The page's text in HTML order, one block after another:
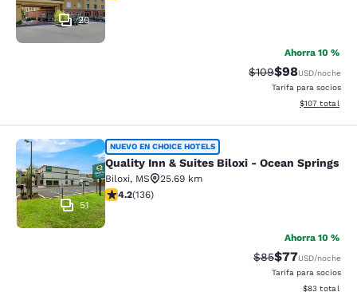
20
Ahorra 10 %
Precio tachado:
$109Precio con
$98USD/noche
Tarifa para socios
Ver detalles
$107 total
Quality Inn & Suites Biloxi - Ocean
51
NUEVO EN CHOICE HOTELS
Quality Inn & Suites Biloxi - Ocean Springs
Biloxi, MS
25.69 km
calificación de 4.24 estrellas. Excelente. 136 reseñas
4.2(136)
Ahorra 10 %
Precio tachado:
$85Precio con
$77USD/noche
Tarifa para socios
Ver detalles
$83 total